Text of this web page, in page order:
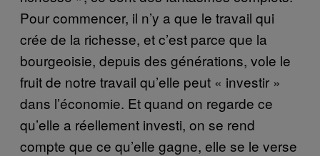
Pour commencer, il n’y a que le travail qui
crée de la richesse, et c’est parce que la
bourgeoisie, depuis des générations, vole le
fruit de notre travail qu’elle peut « investir »
dans l’économie. Et quand on regarde ce
qu’elle a réellement investi, on se rend
compte que ce qu’elle gagne, elle se le verse